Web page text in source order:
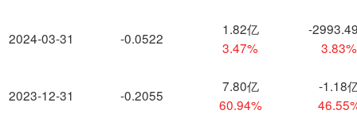
2024-03-31
2023-12-31
-0.0522
1.82亿
3.47%
-
3.83%
-0.2055
7.80亿
60.94%
-1.18